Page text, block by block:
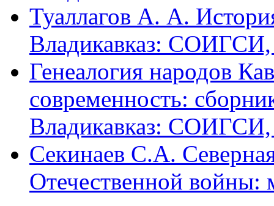
Туаллагов А. А.
Владикавказ: СОИГСИ,
Генеалогия народов
современность:
Владикавказ: СОИГСИ,
Секинаев С.А.
Отечественной войны: